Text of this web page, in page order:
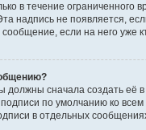
в течение ограниченного
надпись не появляется,
если на него уже
сначала создать её
по умолчанию ко
в отдельных